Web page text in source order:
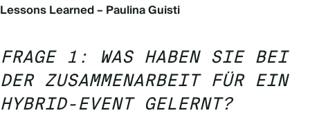
Lessons Learned – Paulina Guisti
FRAGE 1: WAS HABEN SIE BEI
DER ZUSAMMENARBEIT FÜR EIN
HYBRID-EVENT GELERNT?